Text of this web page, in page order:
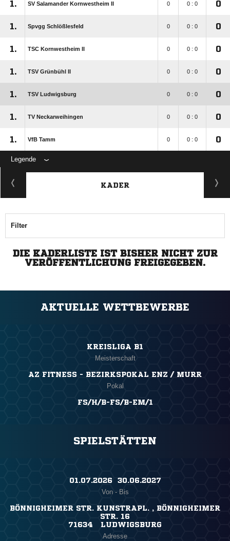
1. SV Salamander Kornwestheim II 0 0 : 0 0
1. Spvgg Schlößlesfeld 0 0 : 0 0
1. TSC Kornwestheim II 0 0 : 0 0
1. TSV Grünbühl II 0 0 : 0 0
1. TSV Ludwigsburg 0 0 : 0 0
1. TV Neckarweihingen 0 0 : 0 0
1. VfB Tamm 0 0 : 0 0
Legende
KADER
Filter
DIE KADERLISTE IST BISHER NICHT ZUR
VERÖFFENTLICHUNG FREIGEGEBEN.
AKTUELLE WETTBEWERBE
KREISLIGA B1
Meisterschaft
AZ FITNESS - BEZIRKSPOKAL ENZ / MURR
Pokal
FS/H/B-FS/B-EM/1
SPIELSTÄTTEN
01.07.2026 ​ 30.06.2027
Von - Bis
BÖNNIGHEIMER STR. KUNSTRAPL. , BÖNNIGHEIMER
STR. 16
71634 LUDWIGSBURG
Adresse